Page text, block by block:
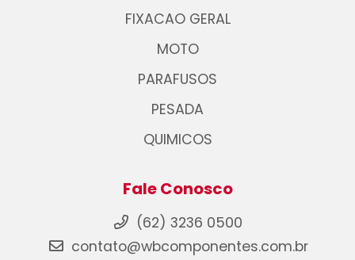
FIXACAO GERAL
MOTO
PARAFUSOS
PESADA
QUIMICOS
Fale Conosco
(62) 3236 0500
contato@wbcomponentes.com.br